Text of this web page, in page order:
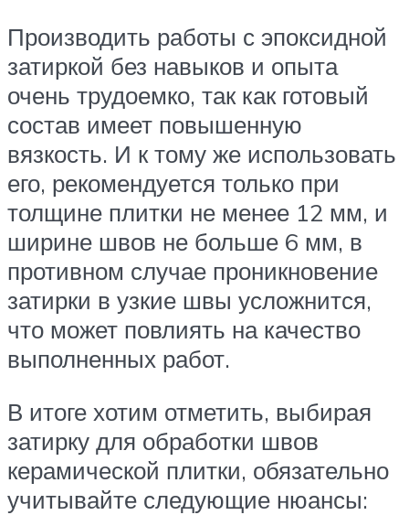
Производить работы с эпоксидной
затиркой без навыков и опыта
очень трудоемко, так как готовый
состав имеет повышенную
вязкость. И к тому же использовать
его, рекомендуется только при
толщине плитки не менее 12 мм, и
ширине швов не больше 6 мм, в
противном случае проникновение
затирки в узкие швы усложнится,
что может повлиять на качество
выполненных работ.
В итоге хотим отметить, выбирая
затирку для обработки швов
керамической плитки, обязательно
учитывайте следующие нюансы: